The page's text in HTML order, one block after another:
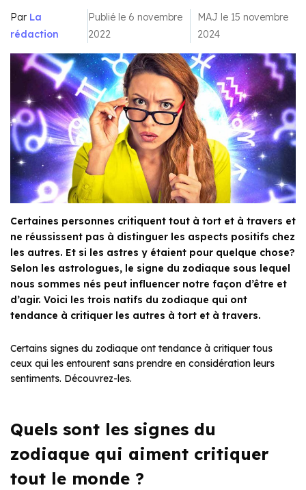
Par La
rédaction
Publié le 6 novembre
2022
MAJ le 15 novembre
2024
Certaines personnes critiquent tout à tort et à travers et
ne réussissent pas à distinguer les aspects positifs chez
les autres. Et si les astres y étaient pour quelque chose?
Selon les astrologues, le signe du zodiaque sous lequel
nous sommes nés peut influencer notre façon d’être et
d’agir. Voici les trois natifs du zodiaque qui ont
tendance à critiquer les autres à tort et à travers.
Certains signes du zodiaque ont tendance à critiquer tous
ceux qui les entourent sans prendre en considération leurs
sentiments. Découvrez-les.
Quels sont les signes du
zodiaque qui aiment critiquer
tout le monde ?